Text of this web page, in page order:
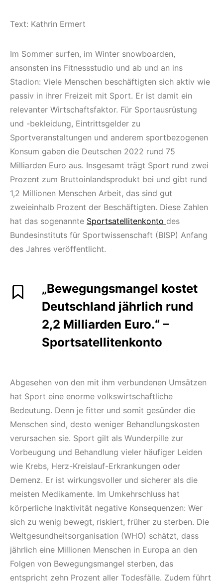
Text: Kathrin Ermert
Im Sommer surfen, im Winter snowboarden,
ansonsten ins Fitnessstudio und ab und an ins
Stadion: Viele Menschen beschäftigten sich aktiv wie
passiv in ihrer Freizeit mit Sport. Er ist damit ein
relevanter Wirtschaftsfaktor. Für Sportausrüstung
und -bekleidung, Eintrittsgelder zu
Sportveranstaltungen und anderem sportbezogenen
Konsum gaben die Deutschen 2022 rund 75
Milliarden Euro aus. Insgesamt trägt Sport rund zwei
Prozent zum Bruttoinlandsprodukt bei und gibt rund
1,2 Millionen Menschen Arbeit, das sind gut
zweieinhalb Prozent der Beschäftigten. Diese Zahlen
hat das sogenannte Sportsatellitenkonto des
Bundesinstituts für Sportwissenschaft (BISP) Anfang
des Jahres veröffentlicht.
„Bewegungsmangel kostet
Deutschland jährlich rund
2,2 Milliarden Euro.“ –
Sportsatellitenkonto
Abgesehen von den mit ihm verbundenen Umsätzen
hat Sport eine enorme volkswirtschaftliche
Bedeutung. Denn je fitter und somit gesünder die
Menschen sind, desto weniger Behandlungskosten
verursachen sie. Sport gilt als Wunderpille zur
Vorbeugung und Behandlung vieler häufiger Leiden
wie Krebs, Herz-Kreislauf-Erkrankungen oder
Demenz. Er ist wirkungsvoller und sicherer als die
meisten Medikamente. Im Umkehrschluss hat
körperliche Inaktivität negative Konsequenzen: Wer
sich zu wenig bewegt, riskiert, früher zu sterben. Die
Weltgesundheitsorganisation (WHO) schätzt, dass
jährlich eine Millionen Menschen in Europa an den
Folgen von Bewegungsmangel sterben, das
entspricht zehn Prozent aller Todesfälle. Zudem führt